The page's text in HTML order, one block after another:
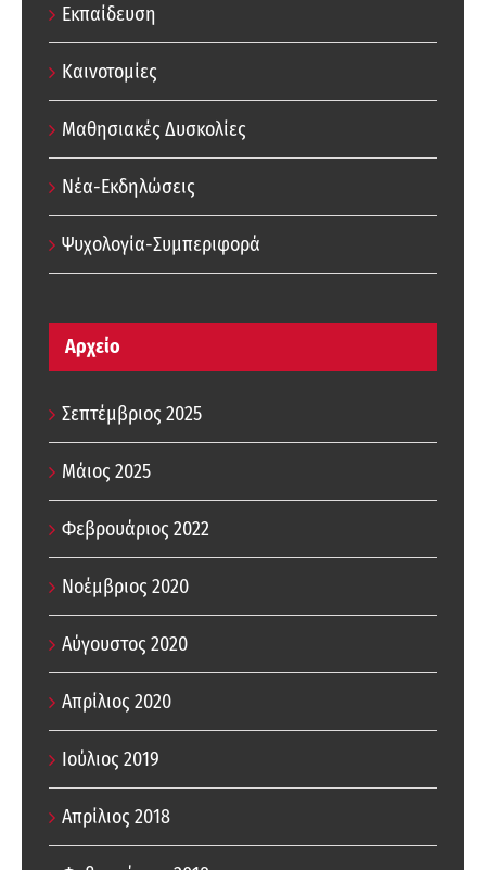
Εκπαίδευση
Καινοτομίες
Μαθησιακές Δυσκολίες
Νέα-Εκδηλώσεις
Ψυχολογία-Συμπεριφορά
Αρχείο
Σεπτέμβριος 2025
Μάιος 2025
Φεβρουάριος 2022
Νοέμβριος 2020
Αύγουστος 2020
Απρίλιος 2020
Ιούλιος 2019
Απρίλιος 2018